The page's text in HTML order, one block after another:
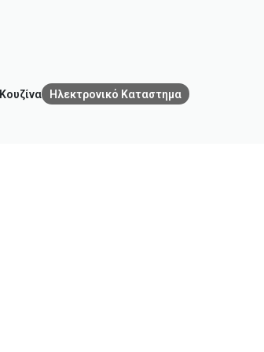
Κουζίνα Ηλεκτρονικό Καταστημα